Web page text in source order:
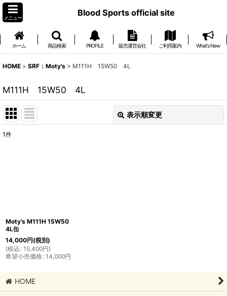
メニュー
Blood Sports official site
ホーム 商品検索 PROFILE 販売運営会社 ご利用案内 What's New
HOME > SRF：Moty's > M111H 15W50 4L
M111H 15W50 4L
表示順変更
1件
Moty's M111H 15W50
4L缶
14,000円(税別)
(税込 : 15,400円)
希望小売価格: 14,000円
HOME